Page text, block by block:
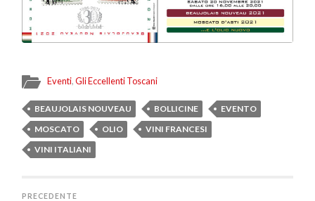
Eventi,Gli Eccellenti Toscani
BEAUJOLAIS NOUVEAU BOLLICINE
EVENTO
MOSCATO
OLIO
VINI FRANCESI
VINI ITALIANI
PRECEDENTE